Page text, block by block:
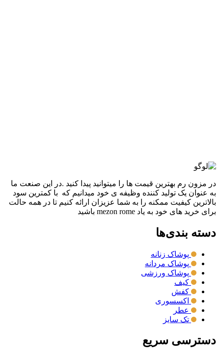
در مزون رم بهترین قیمت ها را میتوانید پیدا کنید .در این صنعت ما
به عنوان یک تولید کننده وظیفه ی خود میدانیم که با کمترین سود
بالاترین کیفیت ممکنه را به شما عزیزان ارائه کنیم تا در همه حالت
برای خرید های خود به یاد mezon rome باشید
دسته بندی‌ها
پوشاک زنانه
پوشاک مردانه
پوشاک ورزشی
کیف
کفش
اکسسوری
عطر
تک سایز
دسترسی سریع